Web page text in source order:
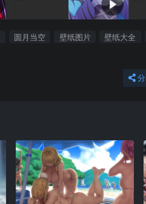
圆月当空 壁纸图片 壁纸大全